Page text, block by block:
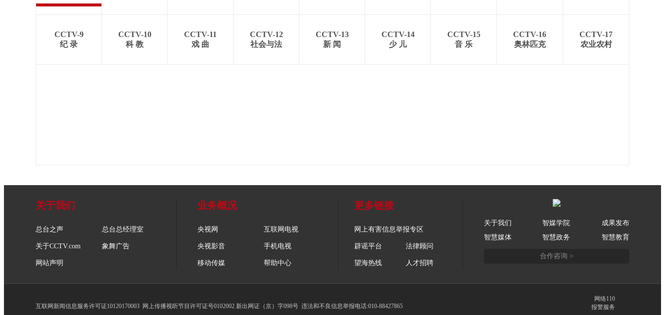
CCTV-9
纪 录
CCTV-10
科 教
CCTV-11
戏 曲
CCTV-12
社会与法
CCTV-13
新 闻
CCTV-14
少 儿
CCTV-15
音 乐
CCTV-16
奥林匹克
CCTV-17
农业农村
关于我们
总台之声 总台总经理室
关于CCTV.com 象舞广告
网站声明
业务概况
央视网 互联网电视
央视影音 手机电视
移动传媒 帮助中心
更多链接
网上有害信息举报专区
辟谣平台 法律顾问
望海热线 人才招聘
关于我们 智媒学院
成果发布
智慧媒体
智慧政务 智慧教育
合作咨询 >
互联网新闻信息服务许可证10120170003 网上传播视听节目许可证号0102002 新出网证（京）字098号 违法和不良信息举报电话:010-88427865
网络110
报警服务